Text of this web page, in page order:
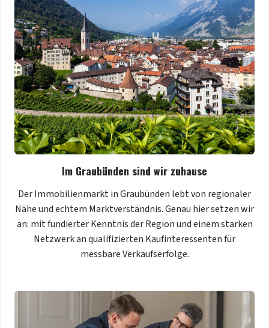
Im Graubünden sind wir zuhause
Der Immobilienmarkt in Graubünden lebt von regionaler
Nähe und echtem Marktverständnis. Genau hier setzen wir
an: mit fundierter Kenntnis der Region und einem starken
Netzwerk an qualifizierten Kaufinteressenten für
messbare Verkaufserfolge.